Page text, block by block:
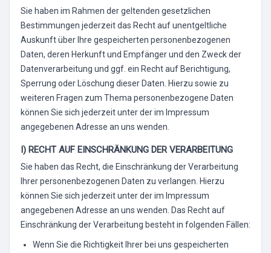
Sie haben im Rahmen der geltenden gesetzlichen
Bestimmungen jederzeit das Recht auf unentgeltliche
Auskunft über Ihre gespeicherten personenbezogenen
Daten, deren Herkunft und Empfänger und den Zweck der
Datenverarbeitung und ggf. ein Recht auf Berichtigung,
Sperrung oder Löschung dieser Daten. Hierzu sowie zu
weiteren Fragen zum Thema personenbezogene Daten
können Sie sich jederzeit unter der im Impressum
angegebenen Adresse an uns wenden.
I) RECHT AUF EINSCHRÄNKUNG DER VERARBEITUNG
Sie haben das Recht, die Einschränkung der Verarbeitung
Ihrer personenbezogenen Daten zu verlangen. Hierzu
können Sie sich jederzeit unter der im Impressum
angegebenen Adresse an uns wenden. Das Recht auf
Einschränkung der Verarbeitung besteht in folgenden Fällen:
Wenn Sie die Richtigkeit Ihrer bei uns gespeicherten